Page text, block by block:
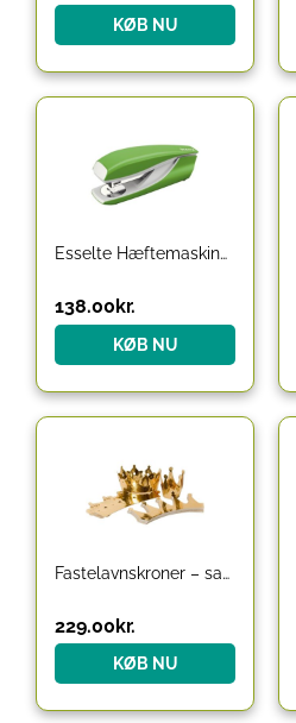
KØB NU
Esselte Hæftemaskine 5502 NeXXt 30 ark Lysegrøn
138.00kr.
KØB NU
Fastelavnskroner – saml selv, 75 stk./ 1 pk.
229.00kr.
KØB NU